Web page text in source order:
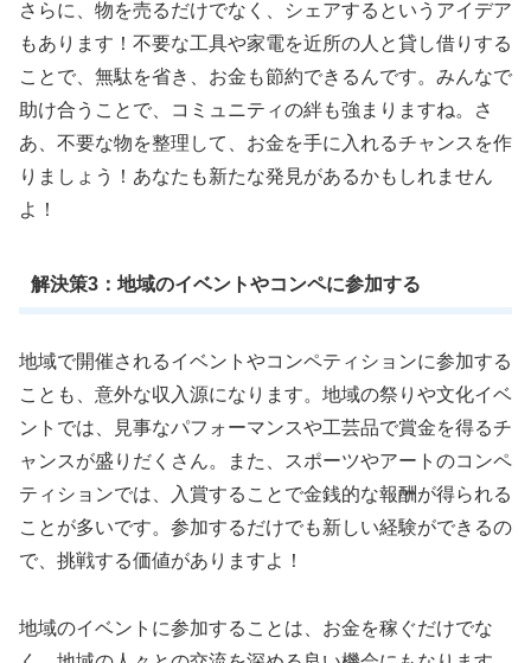
さらに、物を売るだけでなく、シェアするというアイデア
もあります！不要な工具や家電を近所の人と貸し借りする
ことで、無駄を省き、お金も節約できるんです。みんなで
助け合うことで、コミュニティの絆も強まりますね。さ
あ、不要な物を整理して、お金を手に入れるチャンスを作
りましょう！あなたも新たな発見があるかもしれません
よ！
解決策3：地域のイベントやコンペに参加する
地域で開催されるイベントやコンペティションに参加する
ことも、意外な収入源になります。地域の祭りや文化イベ
ントでは、見事なパフォーマンスや工芸品で賞金を得るチ
ャンスが盛りだくさん。また、スポーツやアートのコンペ
ティションでは、入賞することで金銭的な報酬が得られる
ことが多いです。参加するだけでも新しい経験ができるの
で、挑戦する価値がありますよ！
地域のイベントに参加することは、お金を稼ぐだけでな